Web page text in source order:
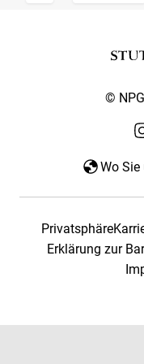
©
Wo
Privatsphäre
Erklärung zur